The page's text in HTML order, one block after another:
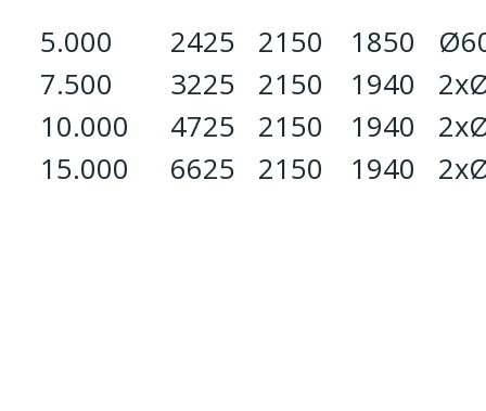
5.000 2425 2150 1850
7.500
3225 2150 1940
10.000
4725 2150 1940
15.000
6625 2150 1940